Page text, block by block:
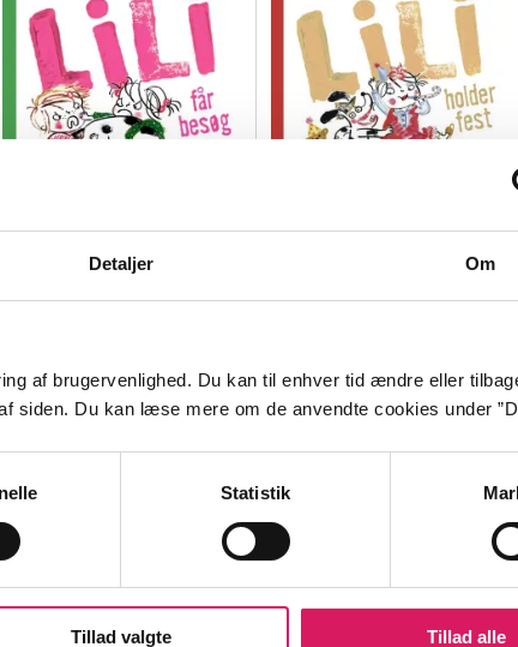
Detaljer Om
af brugervenlighed. Du kan til enhver tid ændre eller
siden. Du kan læse mere om de anvendte cookies under
Statistik
Tillad valgte Tillad alle
Kim Fupz Aakeson